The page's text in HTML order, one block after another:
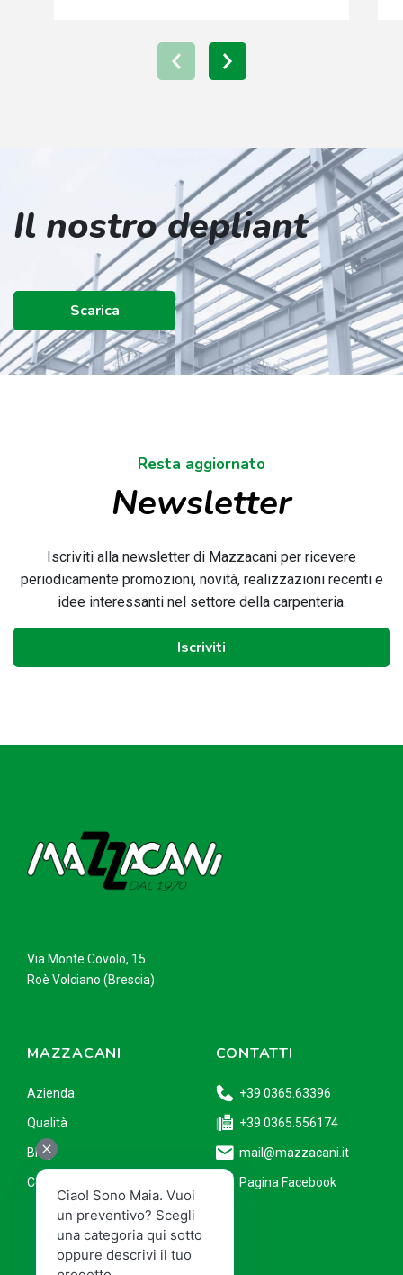
Il nostro depliant
Scarica
Resta aggiornato
Newsletter
Iscriviti alla newsletter di Mazzacani per ricevere
periodicamente promozioni, novità, realizzazioni recenti e
idee interessanti nel settore della carpenteria.
Iscriviti
Via Monte Covolo, 15
Roè Volciano (Brescia)
MAZZACANI
Azienda
Qualità
Blog
Contatti
CONTATTI
+39 0365.63396
+39 0365.556174
mail@mazzacani.it
Pagina Facebook
Ciao! Sono Maia. Vuoi
un preventivo? Scegli
una categoria qui sotto
oppure descrivi il tuo